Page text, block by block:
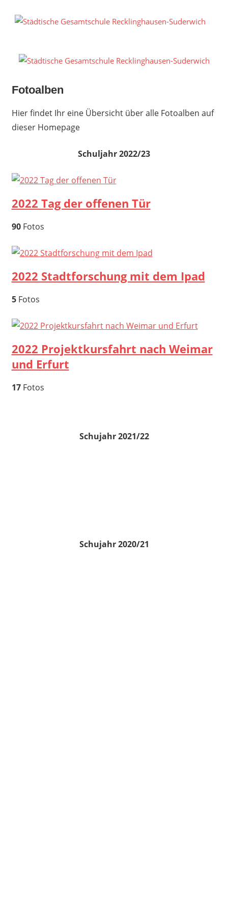
Inhalt
Fotoalben
Hier findet Ihr eine Übersicht über alle Fotoalben auf
dieser Homepage
Schuljahr 2022/23
2022 Tag der offenen Tür
90Fotos
2022 Stadtforschung mit dem Ipad
5Fotos
2022 Projektkursfahrt nach Weimar
und Erfurt
17Fotos
Schujahr 2021/22
Schujahr 2020/21